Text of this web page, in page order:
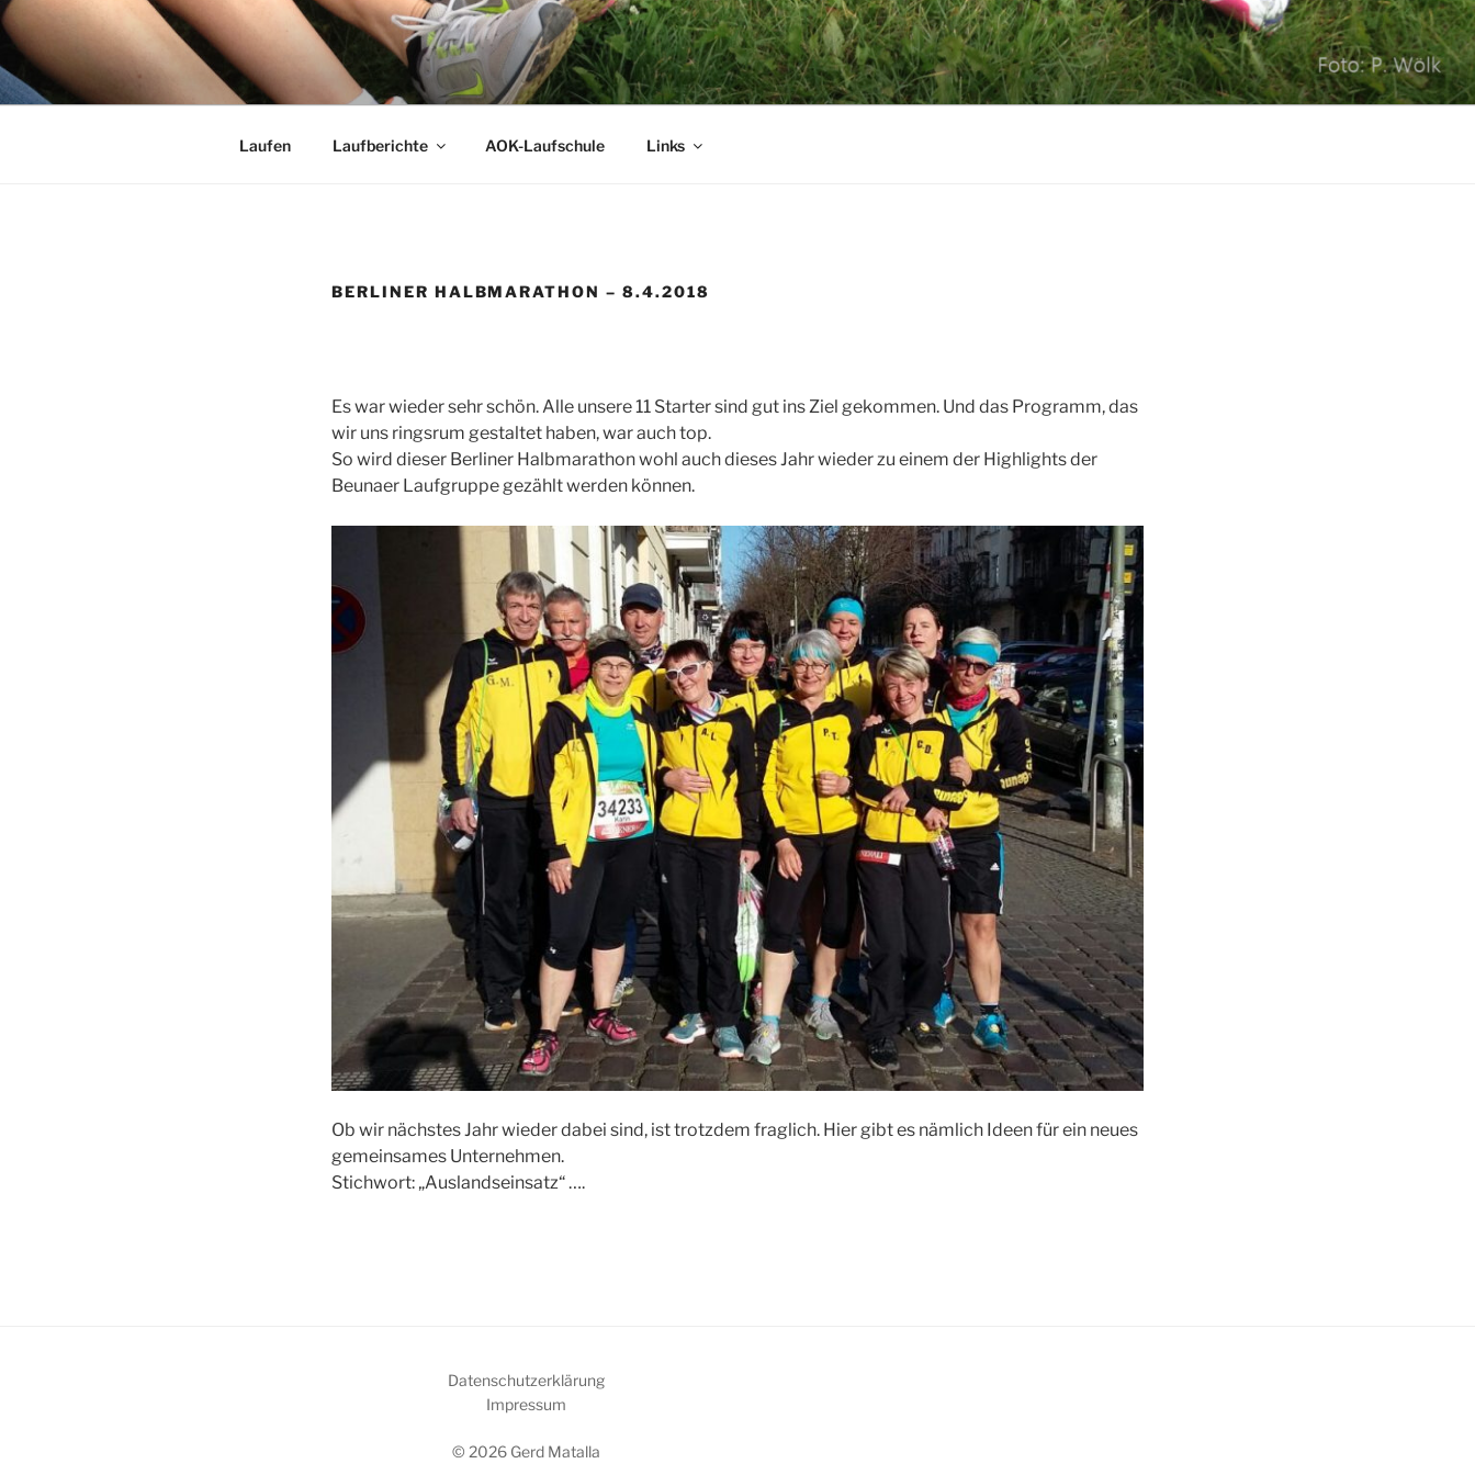
Zum
Inhalt
springen
LAUFEN
Laufen Laufberichte AOK-Laufschule Links
BERLINER HALBMARATHON – 8.4.2018
Es war wieder sehr schön. Alle unsere 11 Starter sind gut ins Ziel gekommen. Und das Programm, das
wir uns ringsrum gestaltet haben, war auch top.
So wird dieser Berliner Halbmarathon wohl auch dieses Jahr wieder zu einem der Highlights der
Beunaer Laufgruppe gezählt werden können.
Ob wir nächstes Jahr wieder dabei sind, ist trotzdem fraglich. Hier gibt es nämlich Ideen für ein neues
gemeinsames Unternehmen.
Stichwort: „Auslandseinsatz“ ….
Datenschutzerklärung
Impressum
© 2026 Gerd Matalla